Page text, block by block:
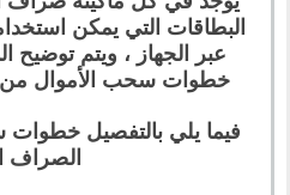
البطاقات التي يمكن
عبر الجهاز ، ويتم توضيح
خطوات سحب الأموال من
فيما يلي بالتفصيل
الصراف